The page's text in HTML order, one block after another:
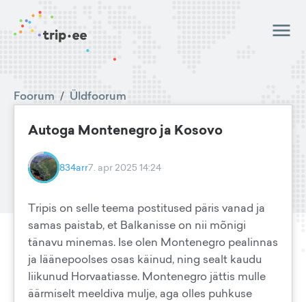
Foorum / Üldfoorum
Autoga Montenegro ja Kosovo
834arr7. apr 2025 14:24
Tripis on selle teema postitused päris vanad ja
samas paistab, et Balkanisse on nii mõnigi
tänavu minemas. Ise olen Montenegro pealinnas
ja läänepoolses osas käinud, ning sealt kaudu
liikunud Horvaatiasse. Montenegro jättis mulle
äärmiselt meeldiva mulje, aga olles puhkuse